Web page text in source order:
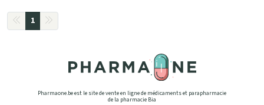
1
Pharmaone.be est le site de vente en ligne de médicaments et parapharmacie
de la pharmacie Bia